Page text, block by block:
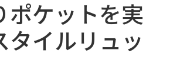
ポケットを実
タイルリュッ